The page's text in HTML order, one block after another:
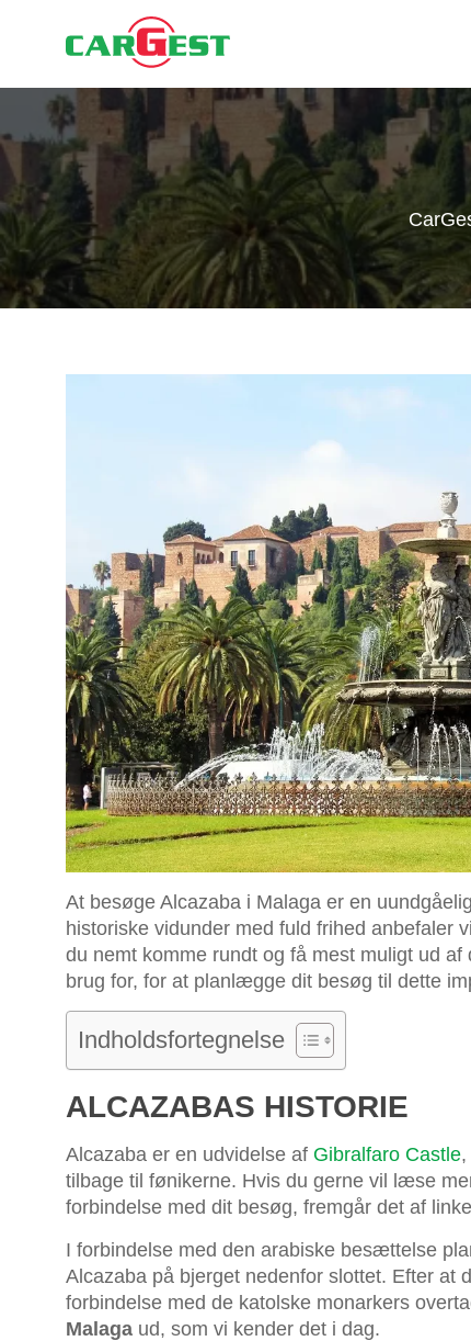
At besøge Alcazaba i Malaga er en
historiske vidunder med fuld frihed anbefaler
du nemt komme rundt og få mest muligt ud
brug for, for at planlægge dit besøg til dette
Indholdsfortegnelse
ALCAZABAS HISTORIE
Alcazaba er en udvidelse af Gibralfaro Castle
tilbage til fønikerne. Hvis du gerne vil læse
forbindelse med dit besøg, fremgår det af
I forbindelse med den arabiske besættelse
Alcazaba på bjerget nedenfor slottet. Efter
forbindelse med de katolske monarkers
Malaga ud, som vi kender det i dag.